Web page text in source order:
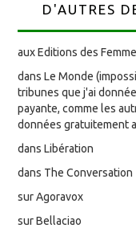
D'AUTRES
aux Editions des
dans Le Monde
tribunes que j'ai
payante, comme les
données gratuitement
dans Libération
dans The Conversation
sur Agoravox
sur Bellaciao